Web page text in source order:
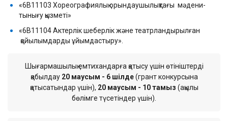
«6В11103 Хореографиялық орындаушылықтағы мәдени-
тынығу қызметі»
«6В11104 Актерлік шеберлік және театрландырылған
қойылымдарды ұйымдастыру».
Шығармашылық емтихандарға қатысу үшін өтініштерді
қабылдау 20 маусым - 6 шілде(грант конкурсына
қатысатындар үшін), 20 маусым - 10 тамыз (ақылы
бөлімге түсетіндер үшін).